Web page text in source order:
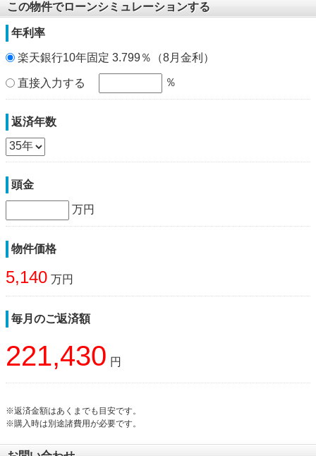
この物件でローンシミュレーションする
年利率
楽天銀行10年固定 3.799％（8月金利）
直接入力する ％
返済年数
頭金
万円
物件価格
5,140 万円
毎月のご返済額
221,430 円
※返済金額はあくまでも目安です。
※購入時は別途諸費用が必要です。